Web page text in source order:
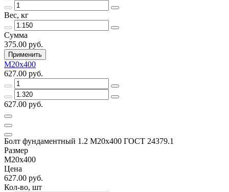
Вес, кг
Сумма
375.00 руб.
Применить
М20х400
627.00 руб.
627.00 руб.
Болт фундаментный 1.2 М20х400 ГОСТ 24379.1
Размер
М20х400
Цена
627.00 руб.
Кол-во, шт